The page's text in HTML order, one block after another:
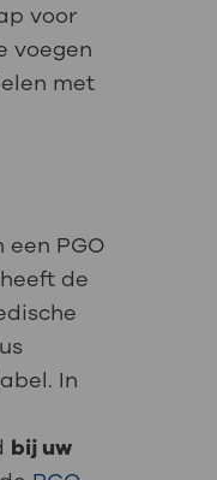
voor
voegen
met
PGO
de
In
bij uw